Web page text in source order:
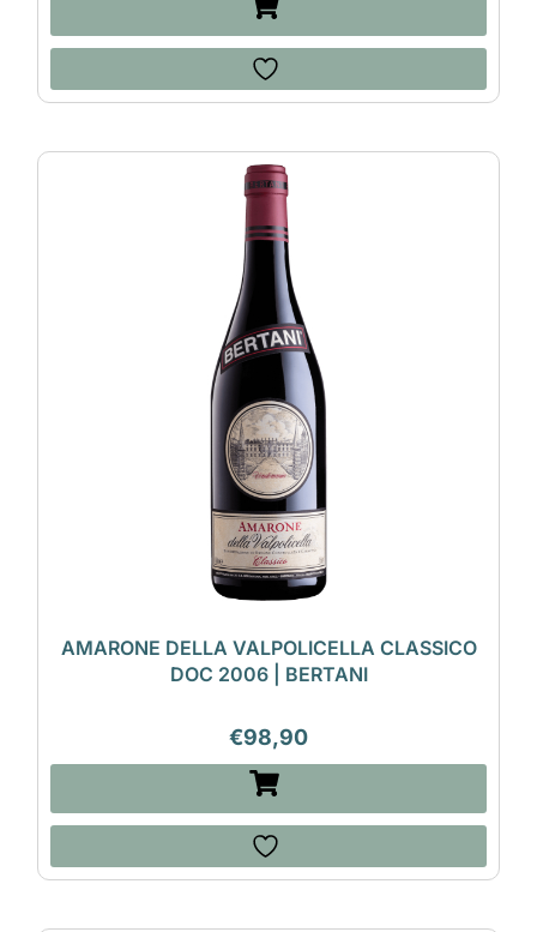
AMARONE DELLA VALPOLICELLA CLASSICO
DOC 2006 | BERTANI
€98,90